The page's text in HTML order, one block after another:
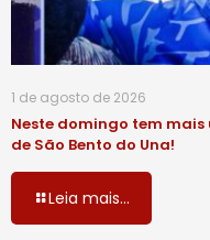
1 de agosto de 2026
Neste domingo tem
de São Bento do Una!
Leia mais...